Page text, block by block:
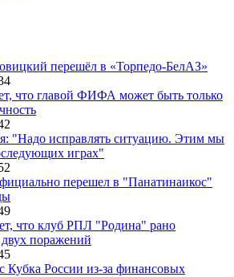
перешёл в «Торпедо-БелАЗ»
что главой ФИФА может быть только
"Надо исправлять ситуацию. Этим мы
играх"
перешел в "Панатинаикос"
что клуб РПЛ "Родина" рано
поражений
Кубка России из-за финансовых